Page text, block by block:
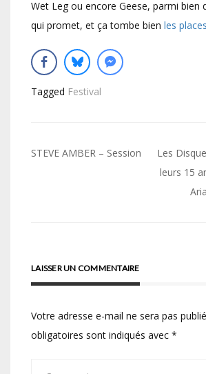
Wet Leg ou encore Geese, parmi bien
qui promet, et ça tombe bien les
Tagged Festival
Navigation
STEVE AMBER – Session
Les
leurs 15
LAISSER UN COMMENTAIRE
Votre adresse e-mail ne sera pas
obligatoires sont indiqués avec *